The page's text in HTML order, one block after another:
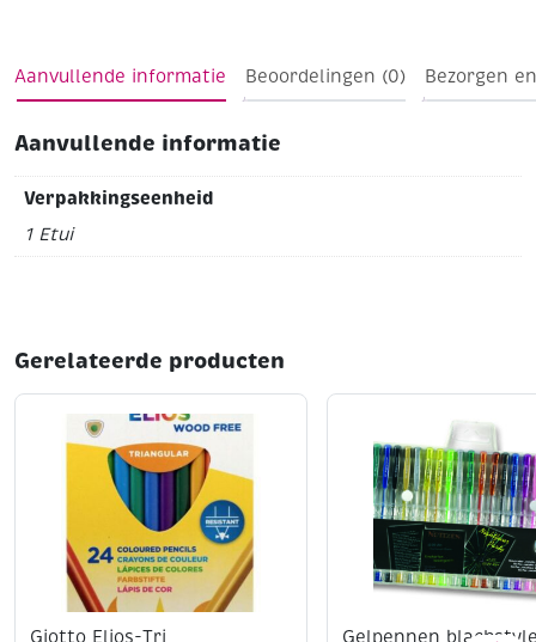
blauw en groen
Aanvullende informatie Beoordelingen (0) Bezorgen
Aanvullende informatie
Verpakkingseenheid
1 Etui
Gerelateerde producten
Giotto Elios-Tri
Gelpennen